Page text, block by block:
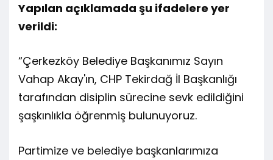
Yapılan açıklamada şu ifadelere yer
verildi:
“Çerkezköy Belediye Başkanımız Sayın
Vahap Akay'ın, CHP Tekirdağ İl Başkanlığı
tarafından disiplin sürecine sevk edildiğini
şaşkınlıkla öğrenmiş bulunuyoruz.
Partimize ve belediye başkanlarımıza